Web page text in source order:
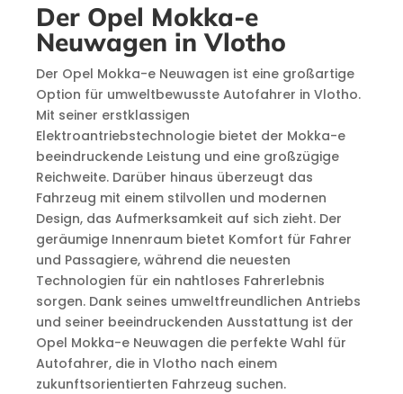
Der Opel Mokka-e
Neuwagen in Vlotho
Der Opel Mokka-e Neuwagen ist eine großartige
Option für umweltbewusste Autofahrer in Vlotho.
Mit seiner erstklassigen
Elektroantriebstechnologie bietet der Mokka-e
beeindruckende Leistung und eine großzügige
Reichweite. Darüber hinaus überzeugt das
Fahrzeug mit einem stilvollen und modernen
Design, das Aufmerksamkeit auf sich zieht. Der
geräumige Innenraum bietet Komfort für Fahrer
und Passagiere, während die neuesten
Technologien für ein nahtloses Fahrerlebnis
sorgen. Dank seines umweltfreundlichen Antriebs
und seiner beeindruckenden Ausstattung ist der
Opel Mokka-e Neuwagen die perfekte Wahl für
Autofahrer, die in Vlotho nach einem
zukunftsorientierten Fahrzeug suchen.